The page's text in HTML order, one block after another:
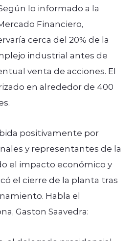
lo informado a la
Financiero,
cerca del 20% de la
industrial antes de
venta de acciones. El
en alrededor de 400
positivamente por
y representantes de la
el impacto económico y
el cierre de la planta tras
Habla el
Gaston Saavedra: